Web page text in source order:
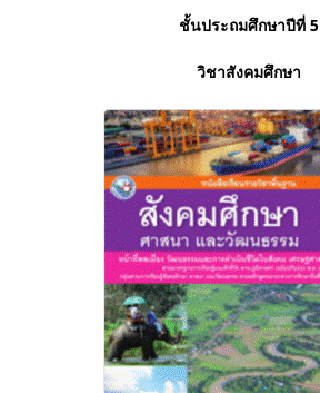
ชั้นประถมศึกษาปีที่ 5
วิชาสังคมศึกษา